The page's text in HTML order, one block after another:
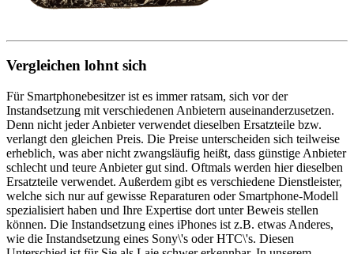
Vergleichen lohnt sich
Für Smartphonebesitzer ist es immer ratsam, sich vor der
Instandsetzung mit verschiedenen Anbietern auseinanderzusetzen.
Denn nicht jeder Anbieter verwendet dieselben Ersatzteile bzw.
verlangt den gleichen Preis. Die Preise unterscheiden sich teilweise
erheblich, was aber nicht zwangsläufig heißt, dass günstige Anbieter
schlecht und teure Anbieter gut sind. Oftmals werden hier dieselben
Ersatzteile verwendet. Außerdem gibt es verschiedene Dienstleister,
welche sich nur auf gewisse Reparaturen oder Smartphone-Modell
spezialisiert haben und Ihre Expertise dort unter Beweis stellen
können. Die Instandsetzung eines iPhones ist z.B. etwas Anderes,
wie die Instandsetzung eines Sony\'s oder HTC\'s. Diesen